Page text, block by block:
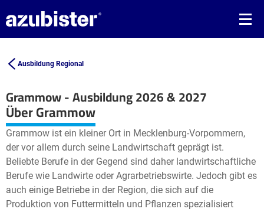
Ausbildung Regional
Grammow - Ausbildung 2026 & 2027
+
−
Leaflet| ©OpenStreetMap2
Über Grammow
Grammow ist ein kleiner Ort in Mecklenburg-Vorpommern,
der vor allem durch seine Landwirtschaft geprägt ist.
Beliebte Berufe in der Gegend sind daher landwirtschaftliche
Berufe wie Landwirte oder Agrarbetriebswirte. Jedoch gibt es
auch einige Betriebe in der Region, die sich auf die
Produktion von Futtermitteln und Pflanzen spezialisiert